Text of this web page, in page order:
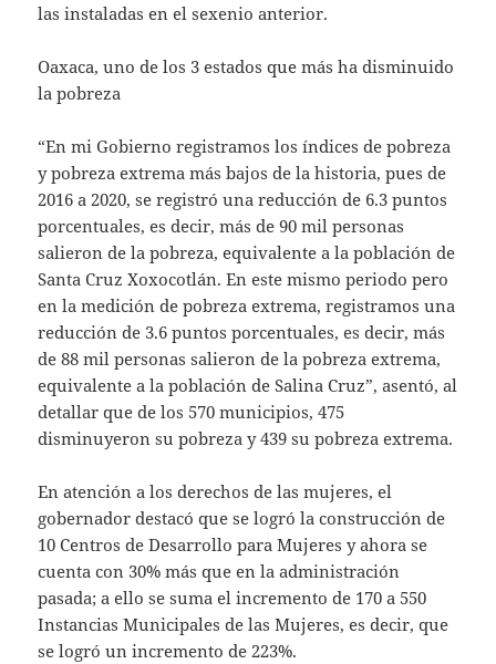
las instaladas en el sexenio anterior.
Oaxaca, uno de los 3 estados que más ha disminuido
la pobreza
“En mi Gobierno registramos los índices de pobreza
y pobreza extrema más bajos de la historia, pues de
2016 a 2020, se registró una reducción de 6.3 puntos
porcentuales, es decir, más de 90 mil personas
salieron de la pobreza, equivalente a la población de
Santa Cruz Xoxocotlán. En este mismo periodo pero
en la medición de pobreza extrema, registramos una
reducción de 3.6 puntos porcentuales, es decir, más
de 88 mil personas salieron de la pobreza extrema,
equivalente a la población de Salina Cruz”, asentó, al
detallar que de los 570 municipios, 475
disminuyeron su pobreza y 439 su pobreza extrema.
En atención a los derechos de las mujeres, el
gobernador destacó que se logró la construcción de
10 Centros de Desarrollo para Mujeres y ahora se
cuenta con 30% más que en la administración
pasada; a ello se suma el incremento de 170 a 550
Instancias Municipales de las Mujeres, es decir, que
se logró un incremento de 223%.